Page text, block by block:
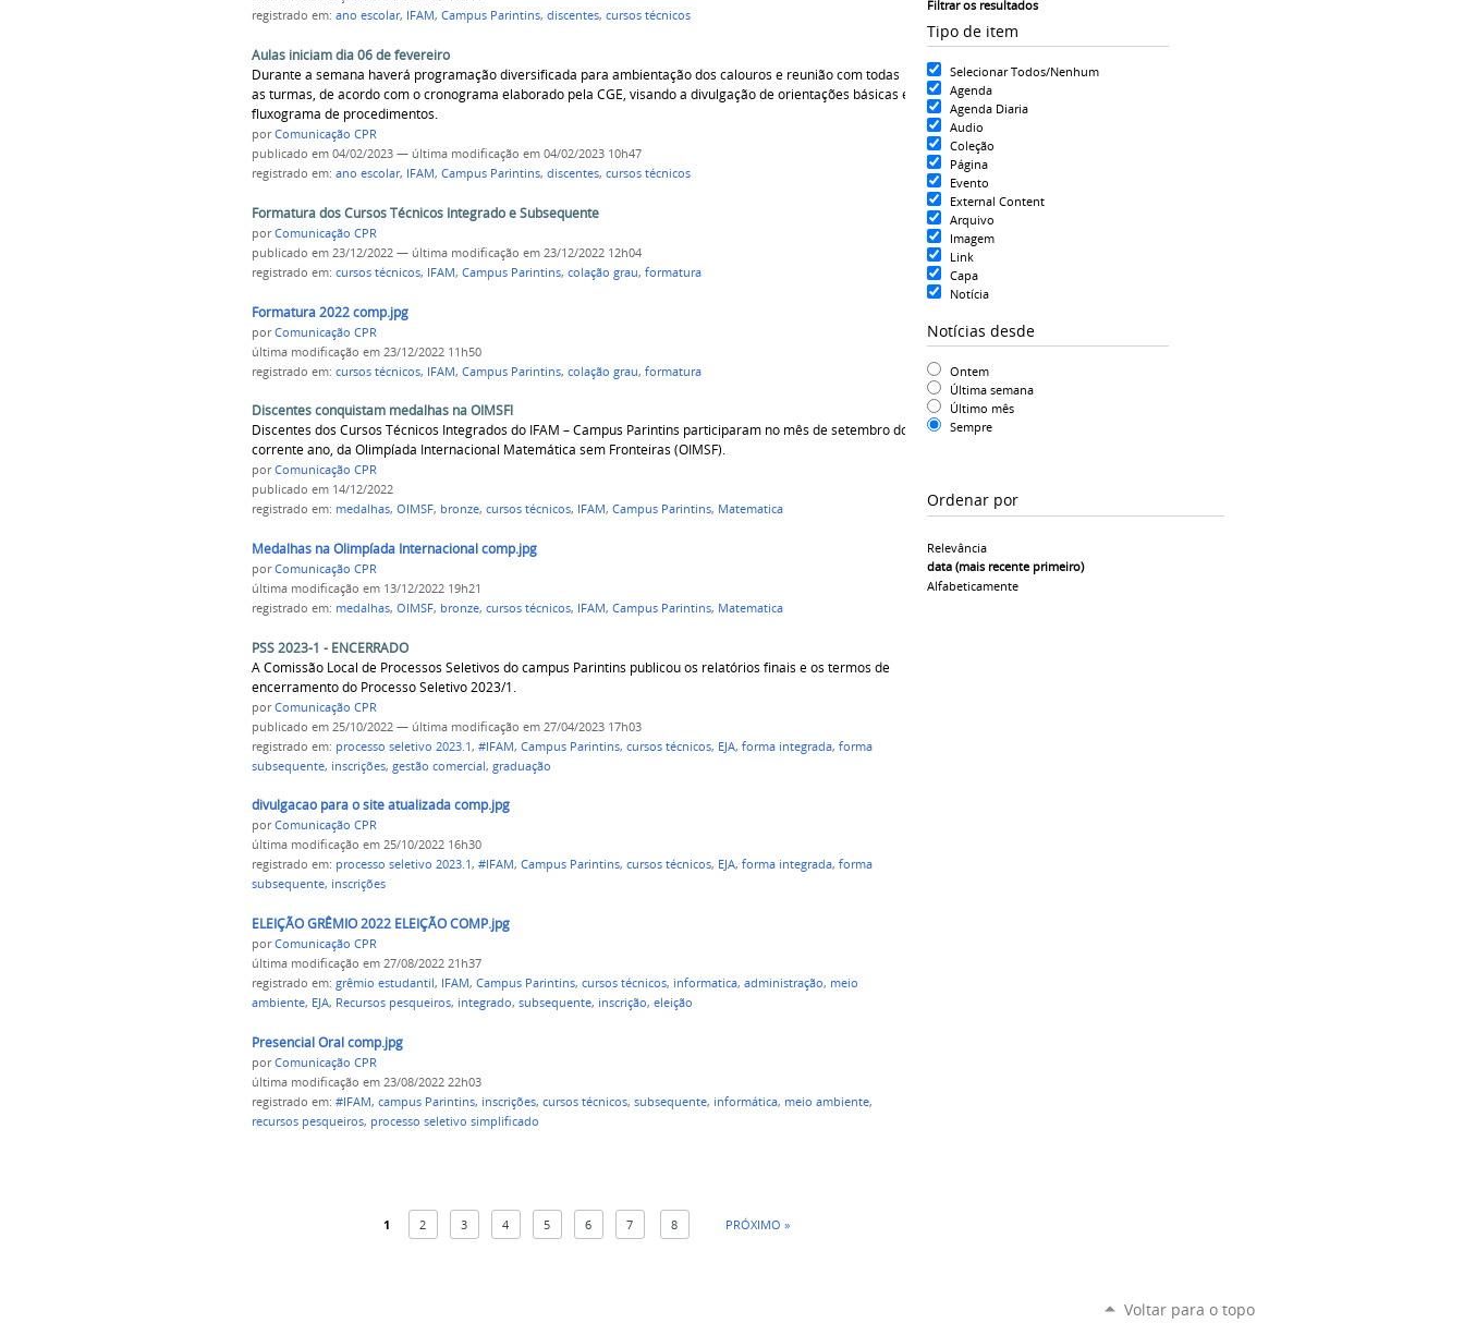
Filtrar os resultados
Tipo de item
Selecionar Todos/Nenhum
Agenda
Agenda Diaria
Audio
Coleção
Página
Evento
External Content
Arquivo
Imagem
Link
Capa
Notícia
Notícias desde
Ontem
Última semana
Último mês
Sempre
Ordenar por
Relevância
data (mais recente primeiro)
Alfabeticamente
registrado em: ano escolar, IFAM, Campus Parintins, discentes, cursos técnicos
Aulas iniciam dia 06 de fevereiro
Durante a semana haverá programação diversificada para ambientação dos calouros e reunião com todas
as turmas, de acordo com o cronograma elaborado pela CGE, visando a divulgação de orientações básicas e
fluxograma de procedimentos.
porComunicação CPR
publicado em 04/02/2023 — última modificação em 04/02/2023 10h47
registrado em: ano escolar, IFAM, Campus Parintins, discentes, cursos técnicos
Formatura dos Cursos Técnicos Integrado e Subsequente
porComunicação CPR
publicado em 23/12/2022 — última modificação em 23/12/2022 12h04
registrado em: cursos técnicos, IFAM, Campus Parintins, colação grau, formatura
Formatura 2022 comp.jpg
porComunicação CPR
última modificação em 23/12/2022 11h50
registrado em: cursos técnicos, IFAM, Campus Parintins, colação grau, formatura
Discentes conquistam medalhas na OIMSFl
Discentes dos Cursos Técnicos Integrados do IFAM – Campus Parintins participaram no mês de setembro do
corrente ano, da Olimpíada Internacional Matemática sem Fronteiras (OIMSF).
porComunicação CPR
publicado em 14/12/2022
registrado em: medalhas, OIMSF, bronze, cursos técnicos, IFAM, Campus Parintins, Matematica
Medalhas na Olimpíada Internacional comp.jpg
porComunicação CPR
última modificação em 13/12/2022 19h21
registrado em: medalhas, OIMSF, bronze, cursos técnicos, IFAM, Campus Parintins, Matematica
PSS 2023-1 - ENCERRADO
A Comissão Local de Processos Seletivos do campus Parintins publicou os relatórios finais e os termos de
encerramento do Processo Seletivo 2023/1.
porComunicação CPR
publicado em 25/10/2022 — última modificação em 27/04/2023 17h03
registrado em: processo seletivo 2023.1, #IFAM, Campus Parintins, cursos técnicos, EJA, forma integrada, forma
subsequente, inscrições, gestão comercial, graduação
divulgacao para o site atualizada comp.jpg
porComunicação CPR
última modificação em 25/10/2022 16h30
registrado em: processo seletivo 2023.1, #IFAM, Campus Parintins, cursos técnicos, EJA, forma integrada, forma
subsequente, inscrições
ELEIÇÃO GRÊMIO 2022 ELEIÇÃO COMP.jpg
porComunicação CPR
última modificação em 27/08/2022 21h37
registrado em: grêmio estudantil, IFAM, Campus Parintins, cursos técnicos, informatica, administração, meio
ambiente, EJA, Recursos pesqueiros, integrado, subsequente, inscrição, eleição
Presencial Oral comp.jpg
porComunicação CPR
última modificação em 23/08/2022 22h03
registrado em: #IFAM, campus Parintins, inscrições, cursos técnicos, subsequente, informática, meio ambiente,
recursos pesqueiros, processo seletivo simplificado
1 2 3 4 5 6 7 8 PRÓXIMO »
Voltar para o topo